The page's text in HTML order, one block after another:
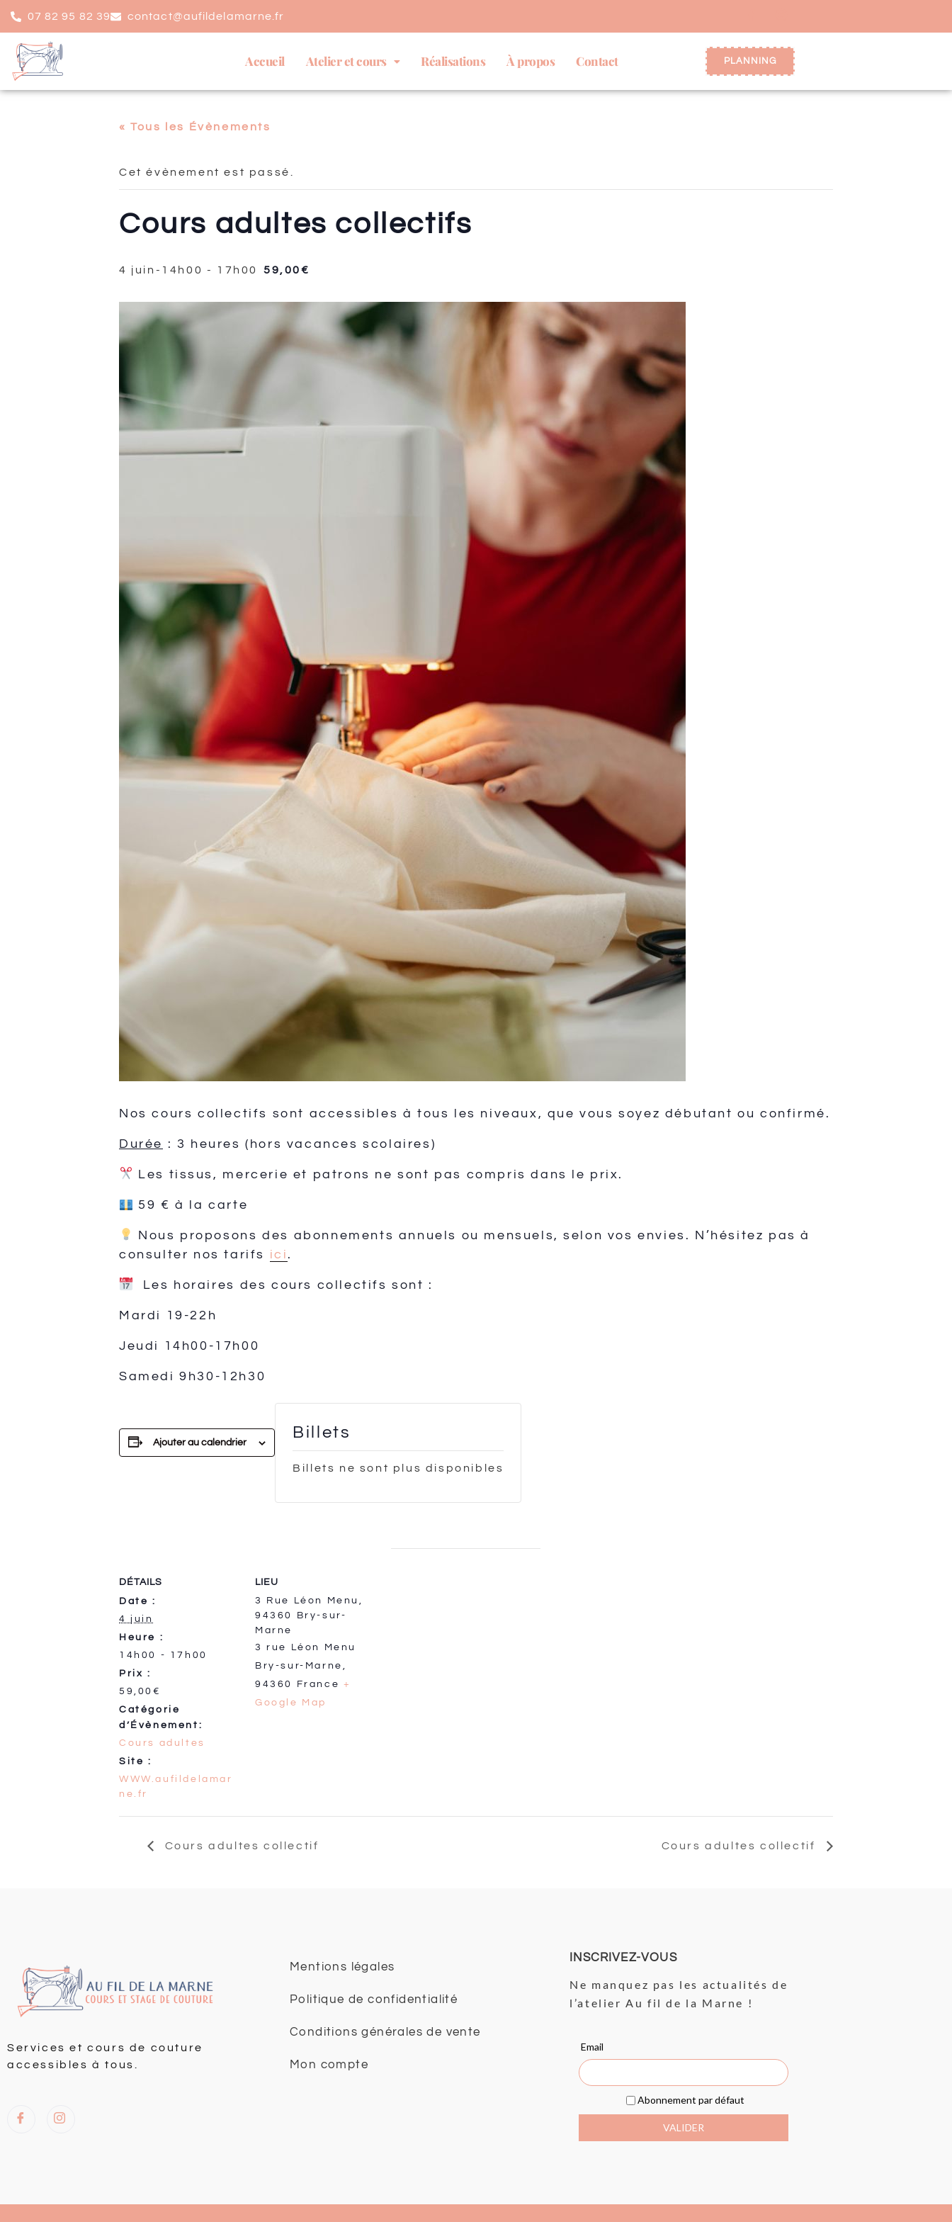
07 82 95 82 39 contact@aufildelamarne.fr
Accueil Atelier et cours Réalisations À propos Contact PLANNING
« Tous les Évènements
Cet évènement est passé.
Cours adultes collectifs
4 juin-14h00 - 17h00 59,00€
Nos cours collectifs sont accessibles à tous les niveaux, que vous soyez débutant ou confirmé.
Durée : 3 heures (hors vacances scolaires)
Les tissus, mercerie et patrons ne sont pas compris dans le prix.
59 € à la carte
Nous proposons des abonnements annuels ou mensuels, selon vos envies. N’hésitez pas à
consulter nos tarifs ici .
Les horaires des cours collectifs sont :
Mardi 19-22h
Jeudi 14h00-17h00
Samedi 9h30-12h30
Ajouter au calendrier
DÉTAILS
Date :
4 juin
Heure :
14h00 - 17h00
Prix :
59,00€
Catégorie
d’Évènement:
Cours adultes
Site :
WWW.aufildelamar
ne.fr
LIEU
3 Rue Léon Menu,
94360 Bry-sur-
Marne
3 rue Léon Menu
Bry-sur-Marne ,
94360
France +
Google Map
Billets
Billets ne sont plus disponibles
Cours adultes collectif Cours adultes collectif
Services et cours de couture
accessibles à tous.
Mentions légales
Politique de confidentialité
Conditions générales de vente
Mon compte
INSCRIVEZ-VOUS
Ne manquez pas les actualités de
l’atelier Au fil de la Marne !